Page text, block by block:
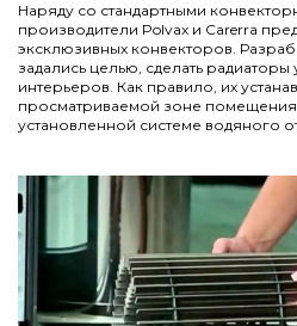
Решетка алюминиевая для
Black 65.
Комплект S рамка с
конвекторов Carrera 4S
Наряду со стандартными
производители Polvax и Carerra
эксклюзивных конвекторов.
задались целью, сделать
интерьеров. Как правило, их
просматриваемой зоне
установленной системе водяного